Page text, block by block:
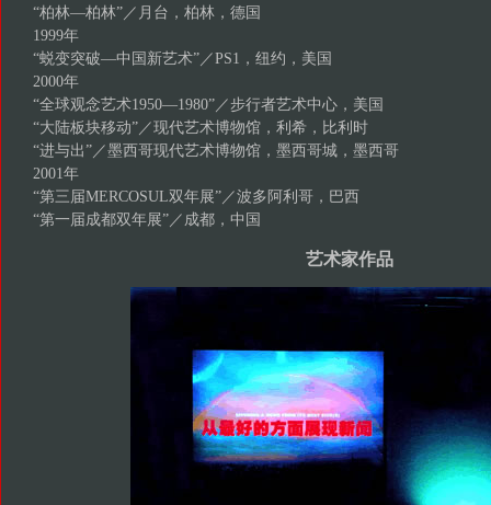
“柏林—柏林”／月台，柏林，德国
1999年
“蜕变突破—中国新艺术”／PS1，纽约，美国
2000年
“全球观念艺术1950—1980”／步行者艺术中心，美国
“大陆板块移动”／现代艺术博物馆，利希，比利时
“进与出”／墨西哥现代艺术博物馆，墨西哥城，墨西哥
2001年
“第三届MERCOSUL双年展”／波多阿利哥，巴西
“第一届成都双年展”／成都，中国
艺术家作品